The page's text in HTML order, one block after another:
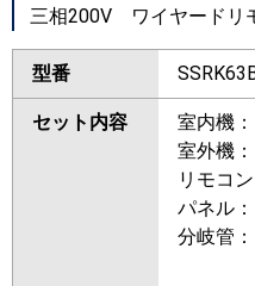
三相200V ワイヤードリ
型番
セット内容
室内機
室外機
リモコ
パネル
分岐管